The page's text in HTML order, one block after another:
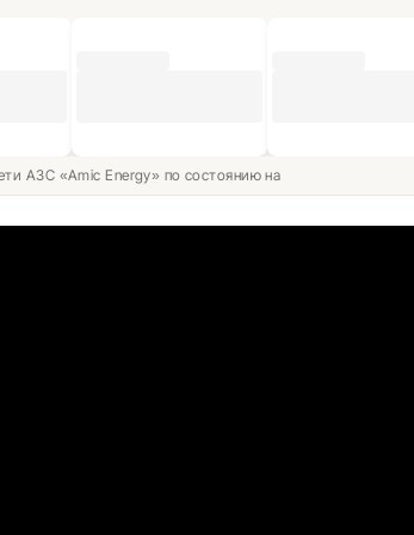
АЗС «Amic Energy» по состоянию на